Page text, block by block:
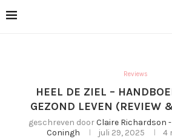
Reviews
HEEL DE ZIEL –
GEZOND LEVEN (REVIEW
geschreven doorClaire Richardson
Coningh
juli 29, 2025 4